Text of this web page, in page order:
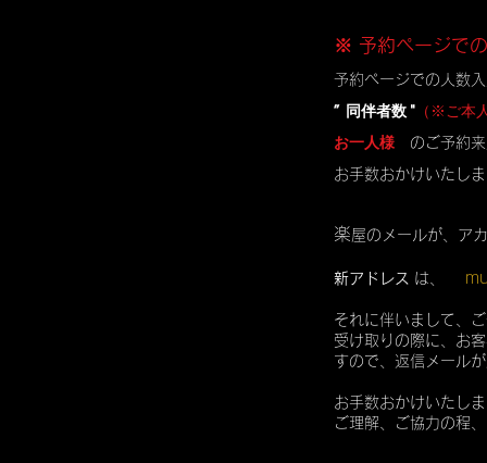
※ 予約ページで
予約ページでの人数
” 同伴者数 " （※ご本
お一人様
のご予約
お手数おかけいたし
楽屋のメールが、ア
新アドレス は、
それに伴いまして、
受け取りの際に、お
すので、返信メール
お手数おかけいたし
ご理解、ご協力の程